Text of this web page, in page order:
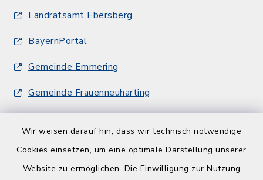
Wir weisen darauf hin, dass wir technisch notwendige
Cookies einsetzen, um eine optimale Darstellung unserer
Website zu ermöglichen. Die Einwilligung zur Nutzung
Landratsamt Ebersberg
BayernPortal
Gemeinde Emmering
Gemeinde Frauenneuharting